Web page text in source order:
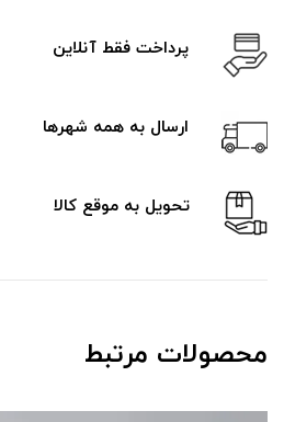
پرداخت فقط آنلاین
ارسال به همه شهرها
تحویل به موقع کالا
محصولات مرتبط